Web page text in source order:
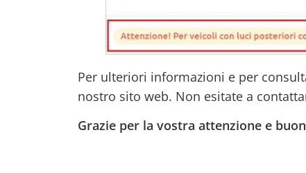
Per ulteriori informazioni e per
nostro sito web. Non esitate a
Grazie per la vostra attenzione e